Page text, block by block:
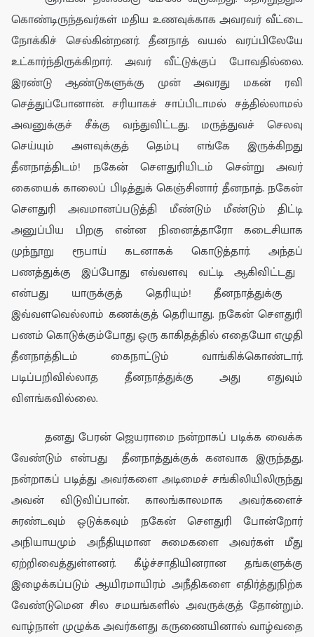
கொண்டிருந்தவர்கள் மதிய உணவுக்காகஅவரவர்வீட்டை
நோக்கிச் செல்கின்றனர். தீனநாத் வயல் வரப்பிலேயே
உட்கார்ந்திருக்கிறார். அவர்வீட்டுக்குப் போவதில்லை.
இரண்டு ஆண்டுகளுக்கு முன்அவரது மகன் ரவி
செத்துப்போனான். சரியாகச் சாப்பிடாமல் சத்தில்லாமல்
அவனுக்குச் சீக்கு வந்துவிட்டது.மருத்துவச் செலவு
செய்யும் அளவுக்குத் தெம்பு எங்கே இருக்கிறது
தீனநாத்திடம்! நகேன் சௌதுரியிடம் சென்று அவர்
கையைக் காலைப் பிடித்துக் கெஞ்சினார் தீனநாத். நகேன்
சௌதுரி அவமானப்படுத்தி மீண்டும் மீண்டும் திட்டி
அனுப்பிய பிறகு என்ன நினைத்தாரோ கடைசியாக
முந்நூறு ரூபாய் கடனாகக் கொடுத்தார். அந்தப்
பணத்துக்கு இப்போது எவ்வளவு வட்டி ஆகிவிட்டது
என்பது யாருக்குத் தெரியும்!தீனநாத்துக்கு
இவ்வளவெல்லாம் கணக்குத்தெரியாது. நகேன் சௌதுரி
பணம் கொடுக்கும்போது ஒரு காகிதத்தில் எதையோ எழுதி
தீனநாத்திடம் கைநாட்டும் வாங்கிக்கொண்டார்.
படிப்பறிவில்லாத தீனநாத்துக்கு அது எதுவும்
விளங்கவில்லை.
தனது பேரன் ஜெயராமை நன்றாகப் படிக்க வைக்க
வேண்டும் என்பது
தீனநாத்துக்குக் கனவாக இருந்தது.
நன்றாகப் படித்து அவர்களை அடிமைச் சங்கிலியிலிருந்து
அவன் விடுவிப்பான். காலங்காலமாக அவர்களைச்
சுரண்டவும் ஒடுக்கவும் நகேன் சௌதுரி போன்றோர்
அநியாயமும் அநீதியுமான சுமைகளை அவர்கள் மீது
ஏற்றிவைத்துள்ளனர். கீழ்ச்சாதியினரான தங்களுக்கு
இழைக்கப்படும் ஆயிரமாயிரம் அநீதிகளை எதிர்த்துநிற்க
வேண்டுமென சில சமயங்களில் அவருக்குத் தோன்றும்.
வாழ்நாள் முழுக்க அவர்களது கருணையினால் வாழ்வதை